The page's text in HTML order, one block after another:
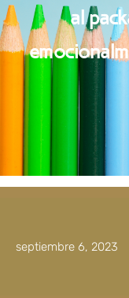
al
septiembre 6, 2023